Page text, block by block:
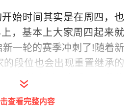
始时间其实是在周四，也
，基本上大家周四起来就
一轮的赛季冲刺了!随着新
的段位也会出现重置继承的
年首次新个赛季，在段位
继承，目前影响较大的还是
查看完整内容